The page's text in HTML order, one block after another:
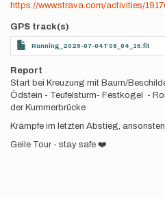
https://www.strava.com/activities/
GPS track(s)
Running_2026-07-04T08_04_15.fit
Report
Start bei Kreuzung mit Baum/
Ödstein - Teufelsturm- Festkogel -
der Kummerbrücke
Krämpfe im letzten Abstieg,
Geile Tour - stay safe ❤️